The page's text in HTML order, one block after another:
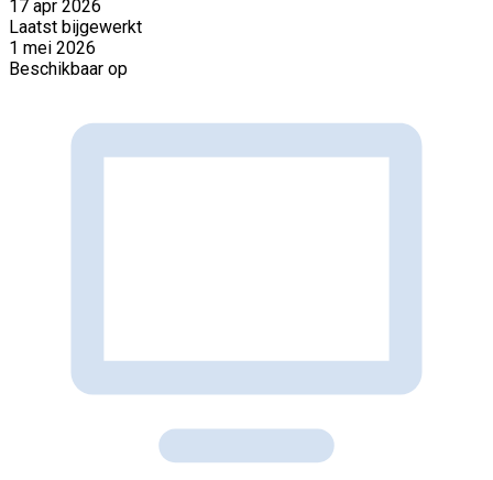
17 apr 2026
Laatst bijgewerkt
1 mei 2026
Beschikbaar op